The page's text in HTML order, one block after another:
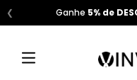
Ganhe 5% de
❮